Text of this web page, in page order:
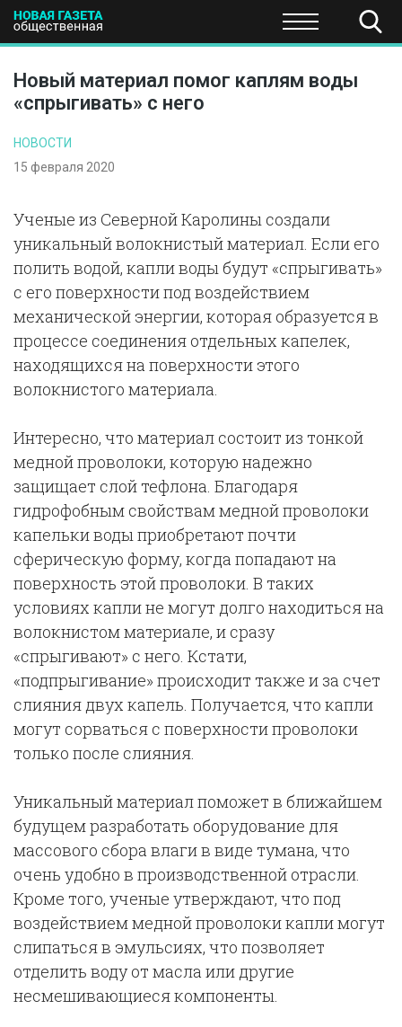
ПОЛИТИКА ЭКОНОМИКА НАУКА И
Новый материал помог каплям воды
«спрыгивать» с него
НОВОСТИ
15 февраля 2020
Ученые из Северной Каролины создали
уникальный волокнистый материал. Если его
полить водой, капли воды будут «спрыгивать»
с его поверхности под воздействием
механической энергии, которая образуется в
процессе соединения отдельных капелек,
находящихся на поверхности этого
волокнистого материала.
Интересно, что материал состоит из тонкой
медной проволоки, которую надежно
защищает слой тефлона. Благодаря
гидрофобным свойствам медной проволоки
капельки воды приобретают почти
сферическую форму, когда попадают на
поверхность этой проволоки. В таких
условиях капли не могут долго находиться на
волокнистом материале, и сразу
«спрыгивают» с него. Кстати,
«подпрыгивание» происходит также и за счет
слияния двух капель. Получается, что капли
могут сорваться с поверхности проволоки
только после слияния.
Уникальный материал поможет в ближайшем
будущем разработать оборудование для
массового сбора влаги в виде тумана, что
очень удобно в производственной отрасли.
Кроме того, ученые утверждают, что под
воздействием медной проволоки капли могут
слипаться в эмульсиях, что позволяет
отделить воду от масла или другие
несмешивающиеся компоненты.